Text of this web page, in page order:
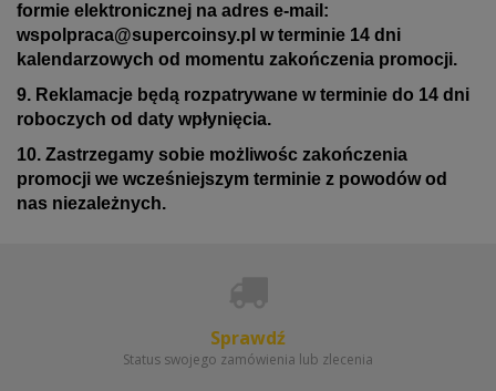
formie elektronicznej na adres e-mail:
wspolpraca@supercoinsy.pl w terminie 14 dni
kalendarzowych od momentu zakończenia promocji.
9. Reklamacje będą rozpatrywane w terminie do 14 dni
roboczych od daty wpłynięcia.
10. Zastrzegamy sobie możliwośc zakończenia
promocji we wcześniejszym terminie z powodów od
nas niezależnych.
Sprawdź
Status swojego zamówienia lub zlecenia